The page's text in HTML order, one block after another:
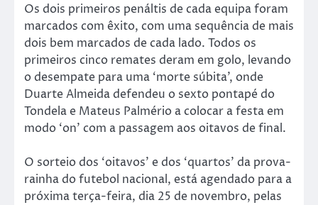
Os dois primeiros penáltis de cada equipa foram
marcados com êxito, com uma sequência de mais
dois bem marcados de cada lado. Todos os
primeiros cinco remates deram em golo, levando
o desempate para uma ‘morte súbita’, onde
Duarte Almeida defendeu o sexto pontapé do
Tondela e Mateus Palmério a colocar a festa em
modo ‘on’ com a passagem aos oitavos de final.
O sorteio dos ‘oitavos’ e dos ‘quartos’ da prova-
rainha do futebol nacional, está agendado para a
próxima terça-feira, dia 25 de novembro, pelas